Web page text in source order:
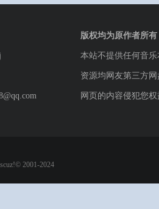
版权均为原作者所
本站不提供任何音
资源均网友第三方
网页的内容侵犯您
2001-2024